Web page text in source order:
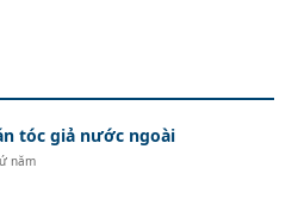
tóc giả nước ngoài
năm